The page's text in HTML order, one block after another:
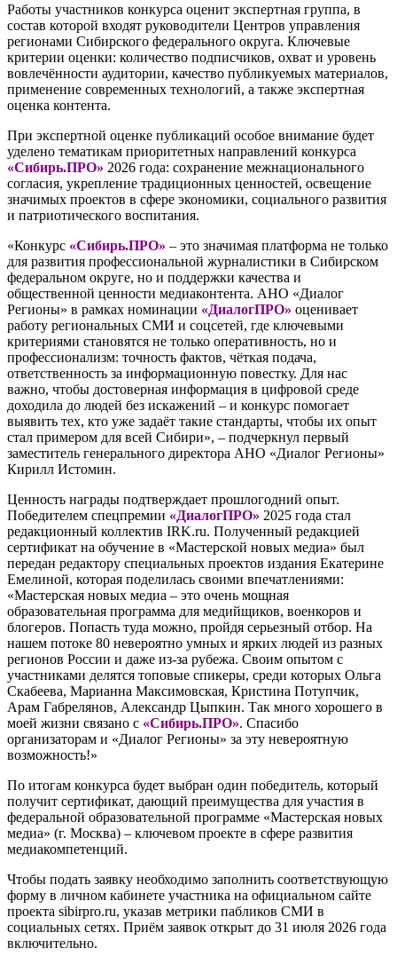
Работы участников конкурса оценит экспертная группа, в
состав которой входят руководители Центров управления
регионами Сибирского федерального округа. Ключевые
критерии оценки: количество подписчиков, охват и уровень
вовлечённости аудитории, качество публикуемых материалов,
применение современных технологий, а также экспертная
оценка контента.
При экспертной оценке публикаций особое внимание будет
уделено тематикам приоритетных направлений конкурса
«Сибирь.ПРО» 2026 года: сохранение межнационального
согласия, укрепление традиционных ценностей, освещение
значимых проектов в сфере экономики, социального развития
и патриотического воспитания.
«Конкурс «Сибирь.ПРО» – это значимая платформа не только
для развития профессиональной журналистики в Сибирском
федеральном округе, но и поддержки качества и
общественной ценности медиаконтента. АНО «Диалог
Регионы» в рамках номинации «ДиалогПРО» оценивает
работу региональных СМИ и соцсетей, где ключевыми
критериями становятся не только оперативность, но и
профессионализм: точность фактов, чёткая подача,
ответственность за информационную повестку. Для нас
важно, чтобы достоверная информация в цифровой среде
доходила до людей без искажений – и конкурс помогает
выявить тех, кто уже задаёт такие стандарты, чтобы их опыт
стал примером для всей Сибири», – подчеркнул первый
заместитель генерального директора АНО «Диалог Регионы»
Кирилл Истомин.
Ценность награды подтверждает прошлогодний опыт.
Победителем спецпремии «ДиалогПРО» 2025 года стал
редакционный коллектив IRK.ru. Полученный редакцией
сертификат на обучение в «Мастерской новых медиа» был
передан редактору специальных проектов издания Екатерине
Емелиной, которая поделилась своими впечатлениями:
«Мастерская новых медиа – это очень мощная
образовательная программа для медийщиков, военкоров и
блогеров. Попасть туда можно, пройдя серьезный отбор. На
нашем потоке 80 невероятно умных и ярких людей из разных
регионов России и даже из-за рубежа. Своим опытом с
участниками делятся топовые спикеры, среди которых Ольга
Скабеева, Марианна Максимовская, Кристина Потупчик,
Арам Габрелянов, Александр Цыпкин. Так много хорошего в
моей жизни связано с «Сибирь.ПРО». Спасибо
организаторам и «Диалог Регионы» за эту невероятную
возможность!»
По итогам конкурса будет выбран один победитель, который
получит сертификат, дающий преимущества для участия в
федеральной образовательной программе «Мастерская новых
медиа» (г. Москва) – ключевом проекте в сфере развития
медиакомпетенций.
Чтобы подать заявку необходимо заполнить соответствующую
форму в личном кабинете участника на официальном сайте
проекта sibirpro.ru, указав метрики пабликов СМИ в
социальных сетях. Приём заявок открыт до 31 июля 2026 года
включительно.